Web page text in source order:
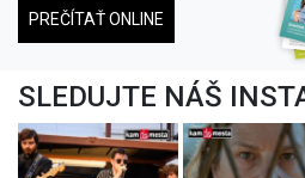
PREČÍTAŤ ONLINE
SLEDUJTE NÁŠ